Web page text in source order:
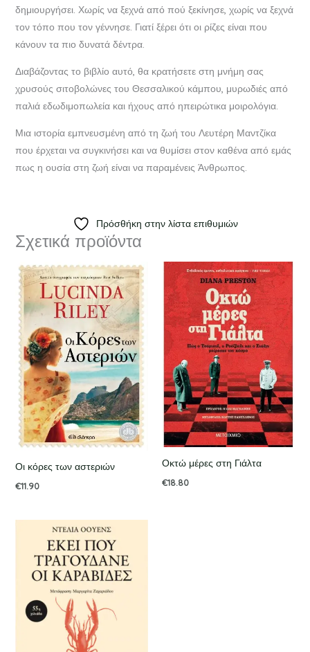
δημιουργήσει. Χωρίς να ξεχνά από πού ξεκίνησε, χωρίς να ξεχνά
τον τόπο που τον γέννησε. Γιατί ξέρει ότι οι ρίζες είναι που
κάνουν τα πιο δυνατά δέντρα.
Διαβάζοντας το βιβλίο αυτό, θα κρατήσετε στη μνήμη σας
χρυσούς σιτοβολώνες του Θεσσαλικού κάμπου, μυρωδιές από
παλιά εδωδιμοπωλεία και ήχους από ηπειρώτικα μοιρολόγια.
Μια ιστορία εμπνευσμένη από τη ζωή του Λευτέρη Μαντζίκα
που έρχεται να συγκινήσει και να θυμίσει στον καθένα από εμάς
πως η ουσία στη ζωή είναι να παραμένεις Άνθρωπος.
Πρόσθήκη στην λίστα επιθυμιών
Σχετικά προϊόντα
Οι κόρες των αστεριών
€11.90
Οκτώ μέρες στη Γιάλτα
€18.80